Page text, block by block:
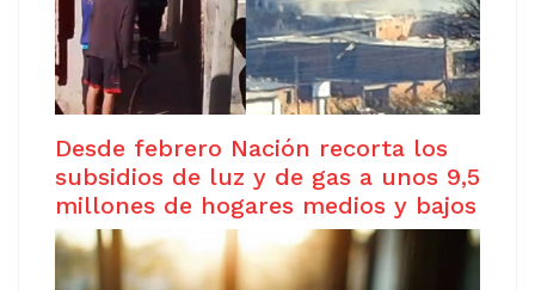
Desde febrero Nación recorta los
subsidios de luz y de gas a unos 9,5
millones de hogares medios y bajos